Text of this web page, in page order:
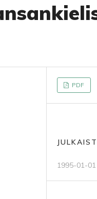
PDF
1995-01-01